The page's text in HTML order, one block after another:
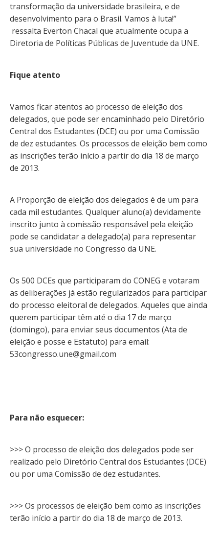
transformação da universidade brasileira, e de
desenvolvimento para o Brasil. Vamos à luta!”
ressalta Everton Chacal que atualmente ocupa a
Diretoria de Políticas Públicas de Juventude da UNE.
Fique atento
Vamos ficar atentos ao processo de eleição dos
delegados, que pode ser encaminhado pelo Diretório
Central dos Estudantes (DCE) ou por uma Comissão
de dez estudantes. Os processos de eleição bem como
as inscrições terão início a partir do dia 18 de março
de 2013.
A Proporção de eleição dos delegados é de um para
cada mil estudantes. Qualquer aluno(a) devidamente
inscrito junto à comissão responsável pela eleição
pode se candidatar a delegado(a) para representar
sua universidade no Congresso da UNE.
Os 500 DCEs que participaram do CONEG e votaram
as deliberações já estão regularizados para participar
do processo eleitoral de delegados. Aqueles que ainda
querem participar têm até o dia 17 de março
(domingo), para enviar seus documentos (Ata de
eleição e posse e Estatuto) para email:
53congresso.une@gmail.com
Para não esquecer:
>>> O processo de eleição dos delegados pode ser
realizado pelo Diretório Central dos Estudantes (DCE)
ou por uma Comissão de dez estudantes.
>>> Os processos de eleição bem como as inscrições
terão início a partir do dia 18 de março de 2013.